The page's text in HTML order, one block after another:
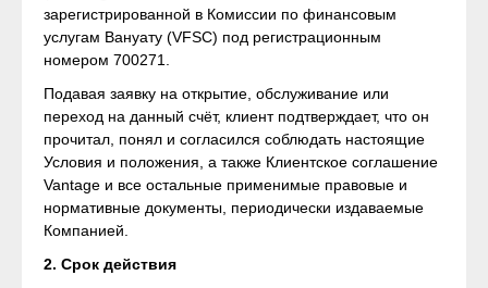
зарегистрированной в Комиссии по финансовым
услугам Вануату (VFSC) под регистрационным
номером 700271.
Подавая заявку на открытие, обслуживание или
переход на данный счёт, клиент подтверждает, что он
прочитал, понял и согласился соблюдать настоящие
Условия и положения, а также Клиентское соглашение
Vantage и все остальные применимые правовые и
нормативные документы, периодически издаваемые
Компанией.
2. Срок действия